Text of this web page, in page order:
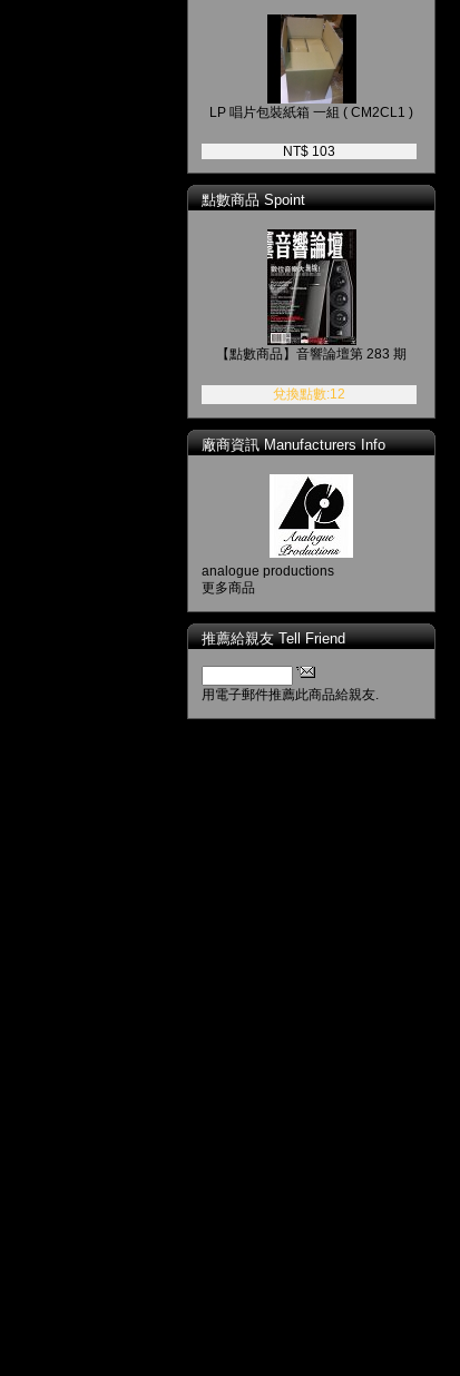
LP 唱片包裝紙箱 一組 ( CM2CL1 )
NT$ 103
點數商品 Spoint
【點數商品】音響論壇第 283 期
兌換點數:12
廠商資訊 Manufacturers Info
analogue productions
更多商品
推薦給親友 Tell Friend
用電子郵件推薦此商品給親友.